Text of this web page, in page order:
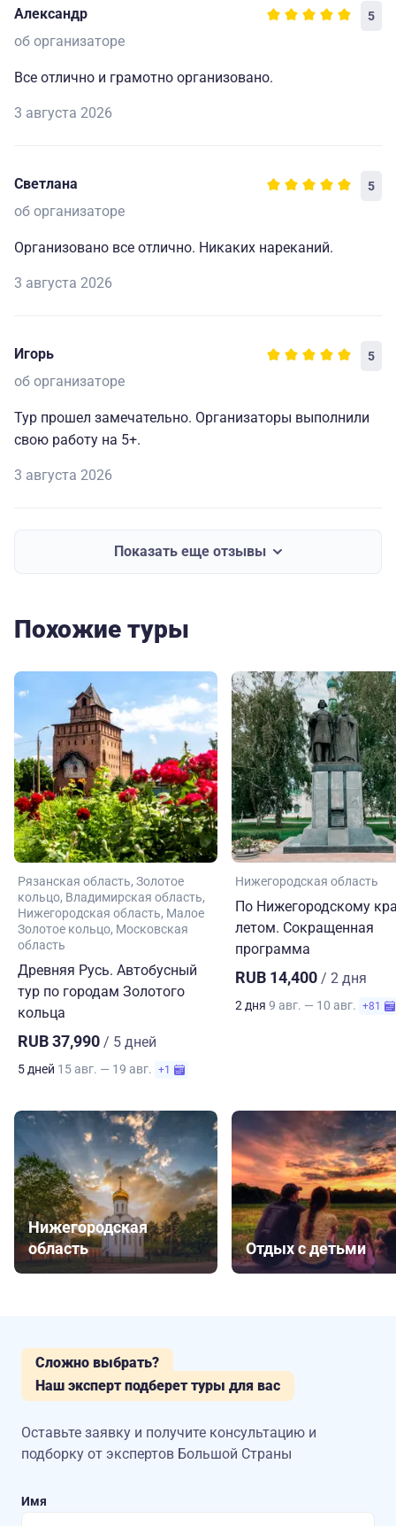
Александр 5
об организаторе
Все отлично и грамотно организовано.
3 августа 2026
Светлана 5
об организаторе
Организовано все отлично. Никаких нареканий.
3 августа 2026
Игорь 5
об организаторе
Тур прошел замечательно. Организаторы выполнили
свою работу на 5+.
3 августа 2026
Показать еще отзывы
Похожие туры
Рязанская область Золотое
кольцо Владимирская область
Нижегородская область Малое
Золотое кольцо Московская
область
Древняя Русь. Автобусный
тур по городам Золотого
кольца
RUB 37,990 / 5 дней
5 дней 15 авг. — 19 авг. +1
Нижегородская область
По Нижегородскому
летом. Сокращенная
программа
RUB 14,400 / 2 дня
2 дня 9 авг. — 10 авг. +81
Нижегородская
область
Отдых с детьми
Сложно выбрать?
Наш эксперт подберет туры для вас
Оставьте заявку и получите консультацию и
подборку от экспертов Большой Страны
Имя